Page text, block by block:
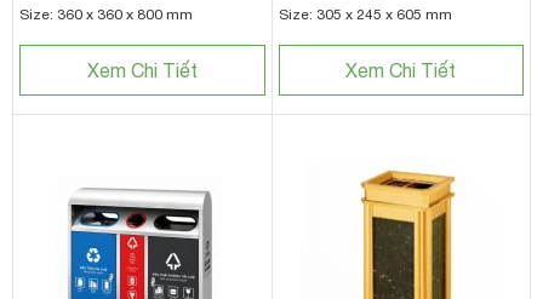
Size: 360 x 360 x 800 mm
Xem Chi Tiết
Size: 305 x 245 x 605 mm
Xem Chi Tiết